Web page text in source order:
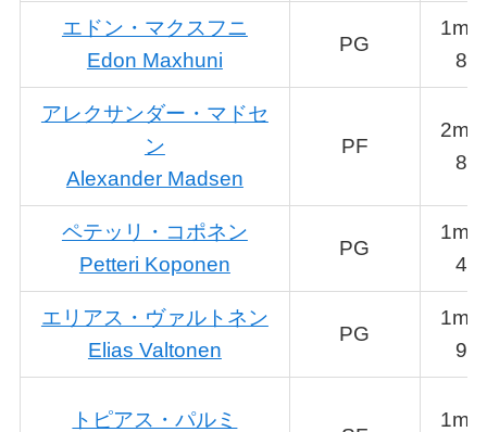
エドン・マクスフニ
Edon Maxhuni
PG
1m8
8
アレクサンダー・マドセ
ン
Alexander Madsen
PF
2m0
8
ペテッリ・コポネン
Petteri Koponen
PG
1m9
4
エリアス・ヴァルトネン
Elias Valtonen
PG
1m9
9
トピアス・パルミ
1m9